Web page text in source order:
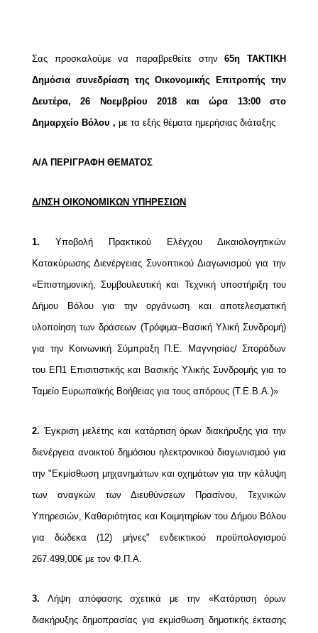
Σας προσκαλούμε να παραβρεθείτε στην 65η ΤΑΚΤΙΚΗ
Δημόσια συνεδρίαση της Οικονομικής Επιτροπής την
Δευτέρα, 26 Νοεμβρίου 2018 και ώρα 13:00 στο
Δημαρχείο Βόλου , με τα εξής θέματα ημερήσιας διάταξης
Α/Α ΠΕΡΙΓΡΑΦΗ ΘΕΜΑΤΟΣ
Δ/ΝΣΗ ΟΙΚΟΝΟΜΙΚΩΝ ΥΠΗΡΕΣΙΩΝ
1. Υποβολή Πρακτικού Ελέγχου Δικαιολογητικών
Κατακύρωσης Διενέργειας Συνοπτικού Διαγωνισμού για την
«Επιστημονική, Συμβουλευτική και Τεχνική υποστήριξη του
Δήμου Βόλου για την οργάνωση και αποτελεσματική
υλοποίηση των δράσεων (Τρόφιμα–Βασική Υλική Συνδρομή)
για την Κοινωνική Σύμπραξη Π.Ε. Μαγνησίας/ Σποράδων
του ΕΠ1 Επισιτιστικής και Βασικής Υλικής Συνδρομής για το
Ταμείο Ευρωπαϊκής Βοήθειας για τους απόρους (Τ.Ε.Β.Α.)»
2. Έγκριση μελέτης και κατάρτιση όρων διακήρυξης για την
διενέργεια ανοικτού δημόσιου ηλεκτρονικού διαγωνισμού για
την "Εκμίσθωση μηχανημάτων και οχημάτων για την κάλυψη
των αναγκών των Διευθύνσεων Πρασίνου, Τεχνικών
Υπηρεσιών, Καθαριότητας και Κοιμητηρίων του Δήμου Βόλου
για δώδεκα (12) μήνες" ενδεικτικού προϋπολογισμού
267.499,00€ με τον Φ.Π.Α.
3.Λήψη απόφασης σχετικά με την «Κατάρτιση όρων
διακήρυξης δημοπρασίας για εκμίσθωση δημοτικής έκτασης